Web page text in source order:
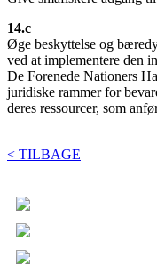
14.c
Øge beskyttelse og
ved at implementere den
De Forenede Nationers
juridiske rammer for
deres ressourcer, som
< TILBAGE